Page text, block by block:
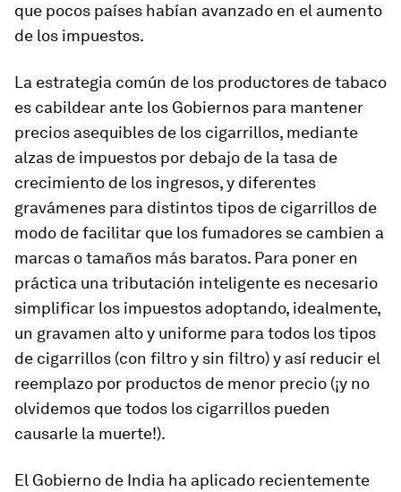
que pocos países habían avanzado en el aumento
de los impuestos.
La estrategia común de los productores de tabaco
es cabildear ante los Gobiernos para mantener
precios asequibles de los cigarrillos, mediante
alzas de impuestos por debajo de la tasa de
crecimiento de los ingresos, y diferentes
gravámenes para distintos tipos de cigarrillos de
modo de facilitar que los fumadores se cambien a
marcas o tamaños más baratos. Para poner en
práctica una tributación inteligente es necesario
simplificar los impuestos adoptando, idealmente,
un gravamen alto y uniforme para todos los tipos
de cigarrillos (con filtro y sin filtro) y así reducir el
reemplazo por productos de menor precio (¡y no
olvidemos que todos los cigarrillos pueden
causarle la muerte!).
El Gobierno de India ha aplicado recientemente